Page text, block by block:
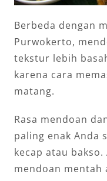
Berbeda dengan
Purwokerto,
tekstur lebih
karena cara
matang.
Rasa mendoan
paling enak Anda
kecap atau
mendoan mentah